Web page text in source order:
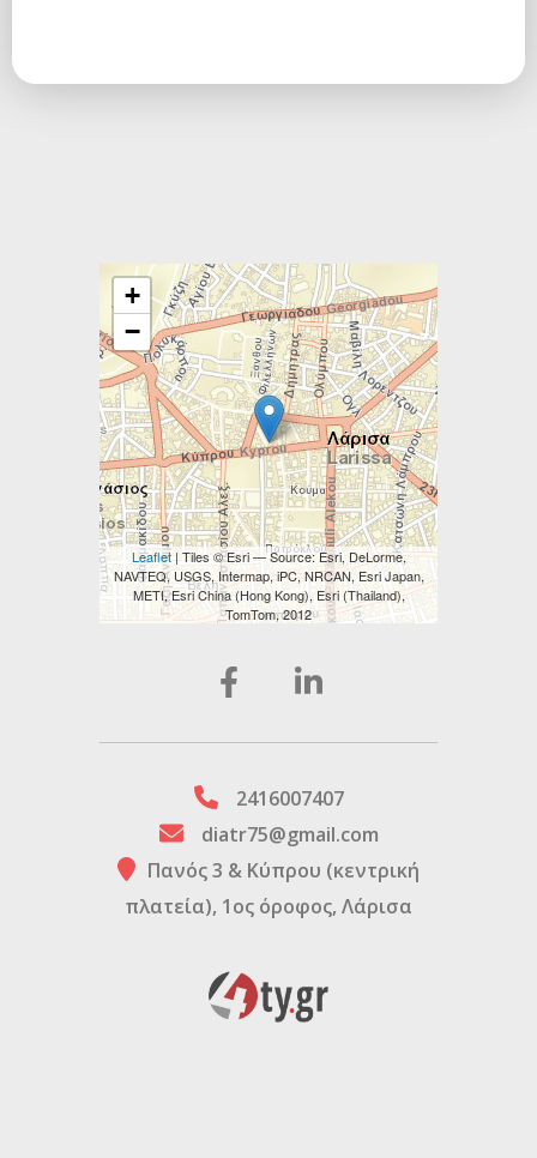
+
−
Leaflet| Tiles © Esri — Source: Esri, DeLorme,
NAVTEQ, USGS, Intermap, iPC, NRCAN, Esri Japan,
METI, Esri China (Hong Kong), Esri (Thailand),
TomTom, 2012
2416007407
diatr75@gmail.com
Πανός 3 & Κύπρου (κεντρική
πλατεία), 1ος όροφος, Λάρισα